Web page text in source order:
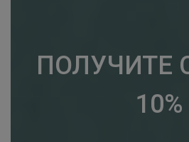
ПОЛУЧИТЕ
10%